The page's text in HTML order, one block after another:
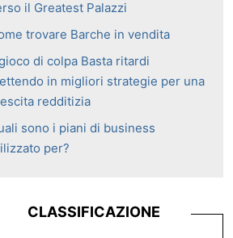
il Greatest Palazzi
trovare Barche in vendita
di colpa Basta ritardi
in migliori strategie per una
redditizia
sono i piani di business
per?
CLASSIFICAZIONE